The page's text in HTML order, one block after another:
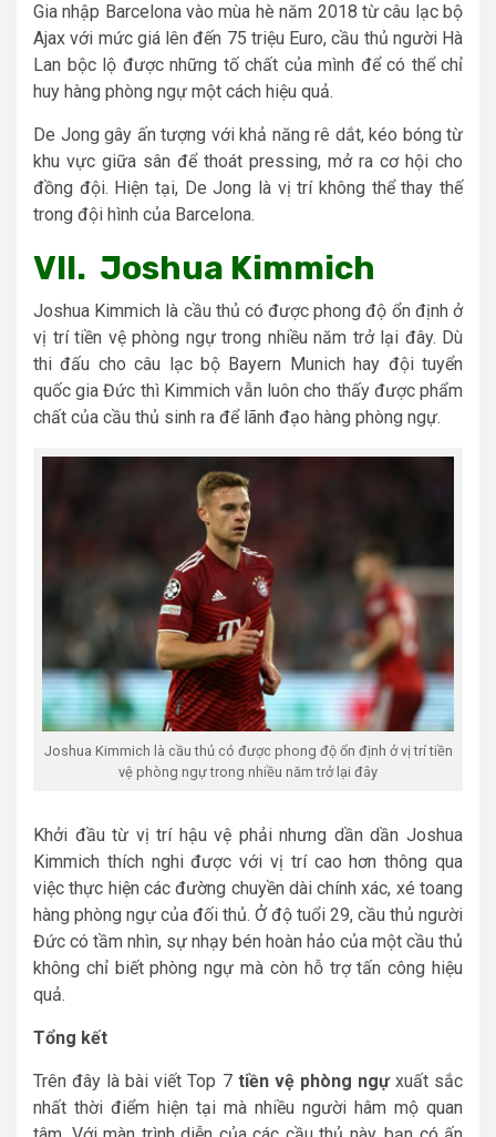
Gia nhập Barcelona vào mùa hè năm 2018 từ câu lạc bộ
Ajax với mức giá lên đến 75 triệu Euro, cầu thủ người Hà
Lan bộc lộ được những tố chất của mình để có thể chỉ
huy hàng phòng ngự một cách hiệu quả.
De Jong gây ấn tượng với khả năng rê dắt, kéo bóng từ
khu vực giữa sân để thoát pressing, mở ra cơ hội cho
đồng đội. Hiện tại, De Jong là vị trí không thể thay thế
trong đội hình của Barcelona.
VII. Joshua Kimmich
Joshua Kimmich là cầu thủ có được phong độ ổn định ở
vị trí tiền vệ phòng ngự trong nhiều năm trở lại đây. Dù
thi đấu cho câu lạc bộ Bayern Munich hay đội tuyển
quốc gia Đức thì Kimmich vẫn luôn cho thấy được phẩm
chất của cầu thủ sinh ra để lãnh đạo hàng phòng ngự.
Joshua Kimmich là cầu thủ có được phong độ ổn định ở vị trí tiền
vệ phòng ngự trong nhiều năm trở lại đây
Khởi đầu từ vị trí hậu vệ phải nhưng dần dần Joshua
Kimmich thích nghi được với vị trí cao hơn thông qua
việc thực hiện các đường chuyền dài chính xác, xé toang
hàng phòng ngự của đối thủ. Ở độ tuổi 29, cầu thủ người
Đức có tầm nhìn, sự nhạy bén hoàn hảo của một cầu thủ
không chỉ biết phòng ngự mà còn hỗ trợ tấn công hiệu
quả.
Tổng kết
Trên đây là bài viết Top 7tiền vệ phòng ngựxuất sắc
nhất thời điểm hiện tại mà nhiều người hâm mộ quan